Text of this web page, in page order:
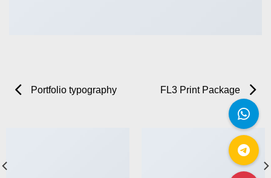
Portfolio typography FL3 Print Package